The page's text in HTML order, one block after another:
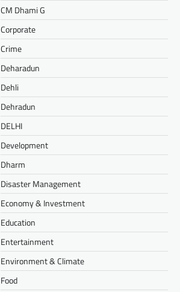
CM Dhami G
Corporate
Crime
Deharadun
Dehli
Dehradun
DELHI
Development
Dharm
Disaster Management
Economy & Investment
Education
Entertainment
Environment & Climate
Food